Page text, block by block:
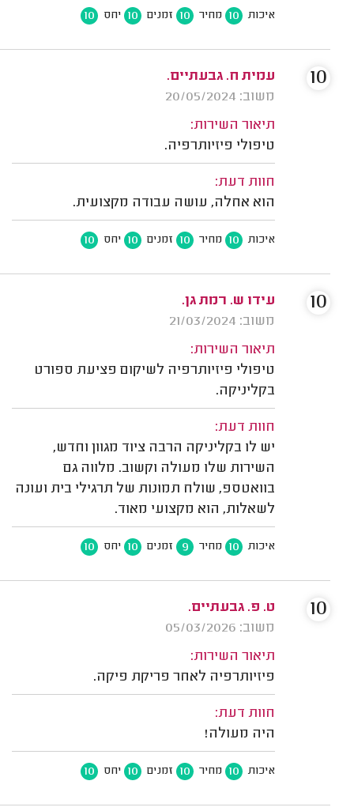
איכות 10 מחיר 10 זמנים 10 יחס 10
עמית ח. גבעתיים.
משוב: 20/05/2024
תיאור השירות:
טיפולי פיזיותרפיה.
חוות דעת:
הוא אחלה, עושה עבודה מקצועית.
איכות 10 מחיר 10 זמנים 10 יחס 10
10
עידו ש. רמת גן.
משוב: 21/03/2024
תיאור השירות:
טיפולי פיזיותרפיה לשיקום פציעת ספורט
בקליניקה.
חוות דעת:
יש לו בקליניקה הרבה ציוד מגוון וחדש,
השירות שלו מעולה וקשוב. מלווה גם
בוואטספ, שולח תמונות של תרגילי בית ועונה
לשאלות, הוא מקצועי מאוד.
איכות 10 מחיר 9 זמנים 10 יחס 10
10
ט. פ. גבעתיים.
משוב: 05/03/2026
תיאור השירות:
פיזיותרפיה לאחר פריקת פיקה.
חוות דעת:
היה מעולה!
איכות 10 מחיר 10 זמנים 10 יחס 10
10